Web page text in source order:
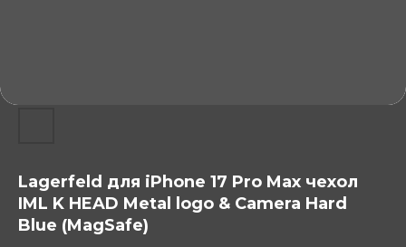
Lagerfeld для iPhone 17 Pro Max чехол
IML K HEAD Metal logo & Camera Hard
Blue (MagSafe)